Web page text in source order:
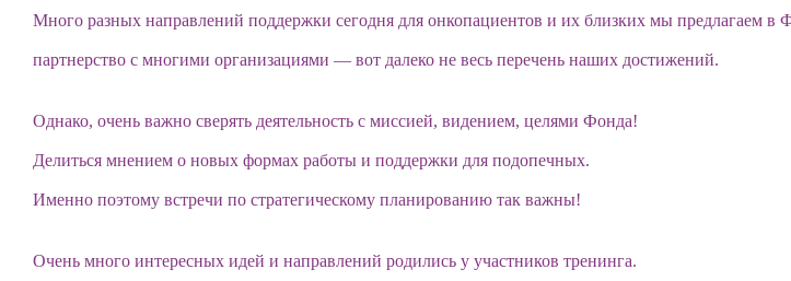
Много разных направлений поддержки сегодня для онкопациентов и их близких мы предлагаем
партнерство с многими организациями — вот далеко не весь перечень наших достижений.
Однако, очень важно сверять деятельность с миссией, видением, целями Фонда!
Делиться мнением о новых формах работы и поддержки для подопечных.
Именно поэтому встречи по стратегическому планированию так важны!
Очень много интересных идей и направлений родились у участников тренинга.